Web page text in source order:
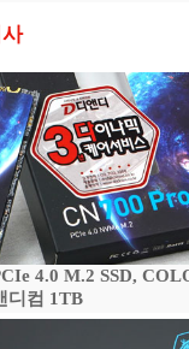
4.0 M.2 SSD,
디컴 1TB